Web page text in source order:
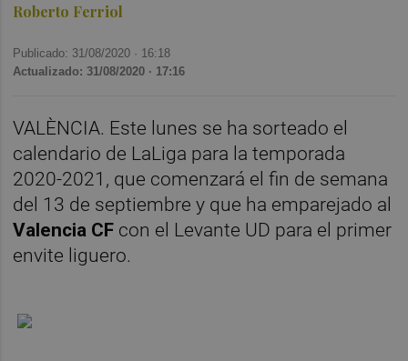
Roberto Ferriol
Publicado: 31/08/2020 · 16:18
Actualizado: 31/08/2020 · 17:16
VALÈNCIA. Este lunes se ha sorteado el
calendario de LaLiga para la temporada
2020-2021, que comenzará el fin de semana
del 13 de septiembre y que ha emparejado al
Valencia CF con el Levante UD para el primer
envite liguero.